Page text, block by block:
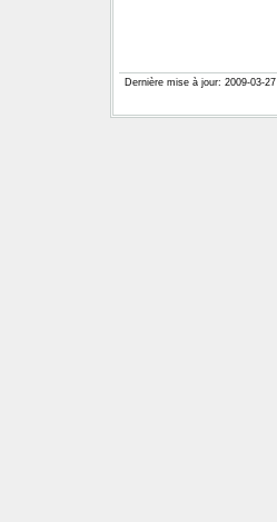
Dernière mise à jour: 2009-03-27